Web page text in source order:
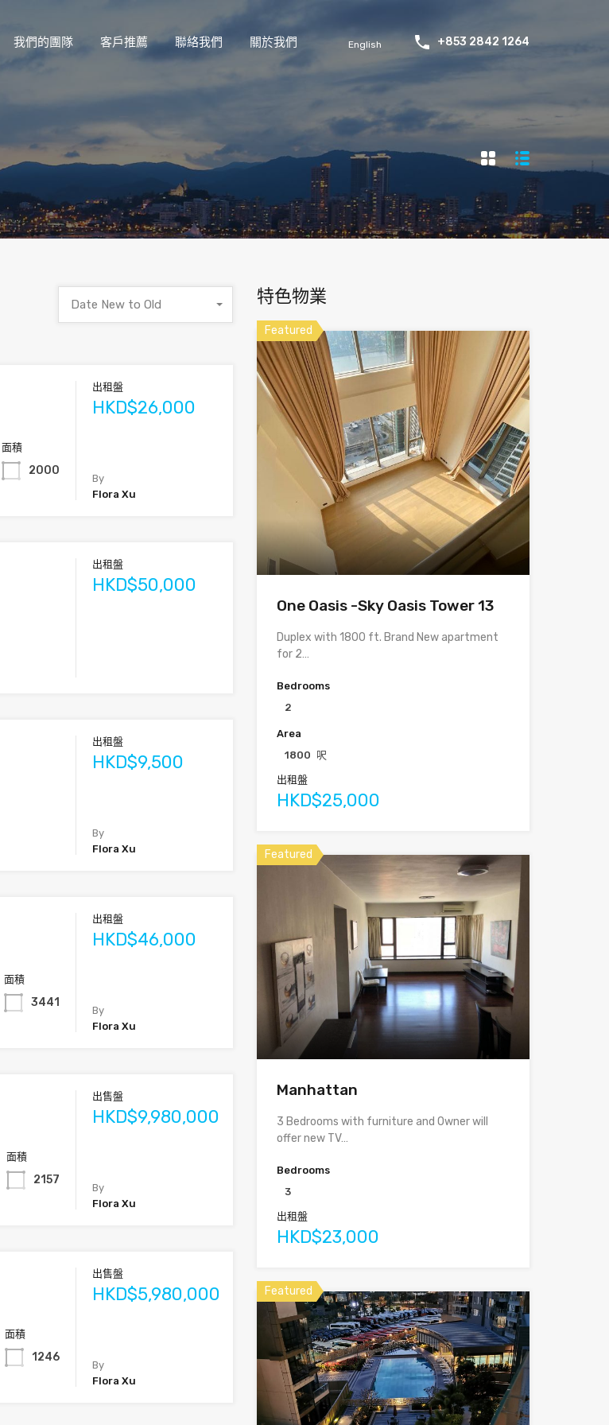
我們的團隊 客戶推薦 聯絡我們 關於我們 English +853 2842 1264
Date New to Old
面積
2000
出租盤
HKD$26,000
By
Flora Xu
出租盤
HKD$50,000
出租盤
HKD$9,500
By
Flora Xu
面積
3441
出租盤
HKD$46,000
By
Flora Xu
面積
2157
出售盤
HKD$9,980,000
By
Flora Xu
面積
1246
出售盤
HKD$5,980,000
By
Flora Xu
特色物業
Featured
One Oasis -Sky Oasis Tower 13
Duplex with 1800 ft. Brand New apartment
for 2…
Bedrooms
2
Area
1800 呎
出租盤
HKD$25,000
Featured
Manhattan
3 Bedrooms with furniture and Owner will
offer new TV…
Bedrooms
3
出租盤
HKD$23,000
Featured